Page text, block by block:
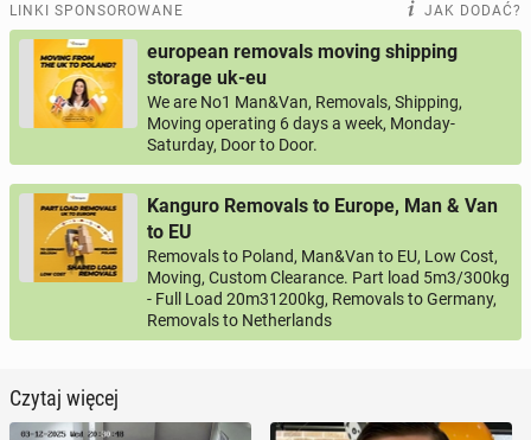
LINKI SPONSOROWANE JAK DODAĆ?
european removals moving shipping
storage uk-eu
We are No1 Man&Van, Removals, Shipping,
Moving operating 6 days a week, Monday-
Saturday, Door to Door.
Kanguro Removals to Europe, Man & Van
to EU
Removals to Poland, Man&Van to EU, Low Cost,
Moving, Custom Clearance. Part load 5m3/300kg
- Full Load 20m31200kg, Removals to Germany,
Removals to Netherlands
Czytaj więcej